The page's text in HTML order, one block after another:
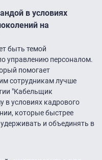
в условиях
на
быть темой
управлению персоналом.
помогает
сотрудникам лучше
"Кабельщик
условиях кадрового
которые быстрее
и объединять в